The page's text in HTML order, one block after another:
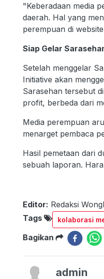
"Keberadaan media
daerah. Hal yang
perempuan di
Siap Gelar
Setelah menggelar
Initiative akan
Sarasehan tersebut
profit, berbeda dari
Media perempuan
menarget pembaca
Hasil pemetaan dari
sebuah laporan.
Editor: Redaksi
Tags
kolaborasi
Bagikan
admin